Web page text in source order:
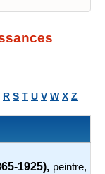
R S T U V W X Z
1925), peintre,